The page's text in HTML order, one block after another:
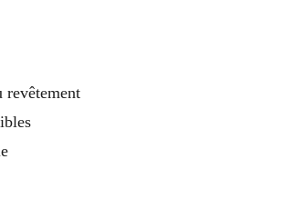
revêtement